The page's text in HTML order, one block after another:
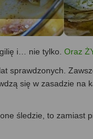
i… nie tylko. Oraz
sprawdzonych.
się w zasadzie na
śledzie, to zamiast